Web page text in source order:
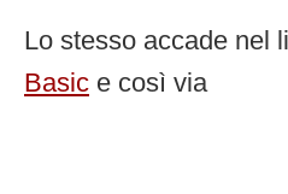
Lo stesso accade nel
Basic e così via